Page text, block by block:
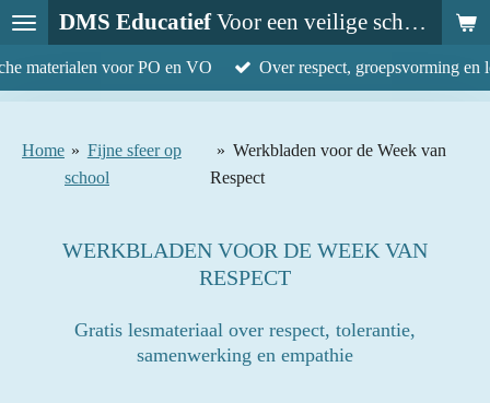
Ga
direct
naar
DMS EducatiefVoor een veilige schoolcultuur
materialen voor PO en VO Over respect, groepsvorming en
Home » Fijne sfeer op
school
» Werkbladen voor de Week van
Respect
WERKBLADEN VOOR DE WEEK VAN
RESPECT
Gratis lesmateriaal over respect, tolerantie,
samenwerking en empathie